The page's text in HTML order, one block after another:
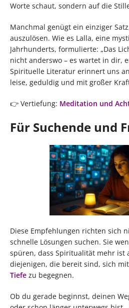
Worte schaut, sondern auf die
Manchmal genügt ein einziger
auszulösen. Wie es Lalla, eine
Jahrhunderts, formulierte: „Das
nicht anderswo – es wartet in dir,
Spirituelle Literatur erinnert uns
leise, geduldig und mit großer
👉 Vertiefung: Meditation und
Für Suchende und
Diese Empfehlungen richten sich
schnelle Lösungen suchen. Sie
spüren, dass Spiritualität mehr ist
diejenigen, die bereit sind, sich
Tiefe zu begegnen.
Ob du gerade beginnst, deinen